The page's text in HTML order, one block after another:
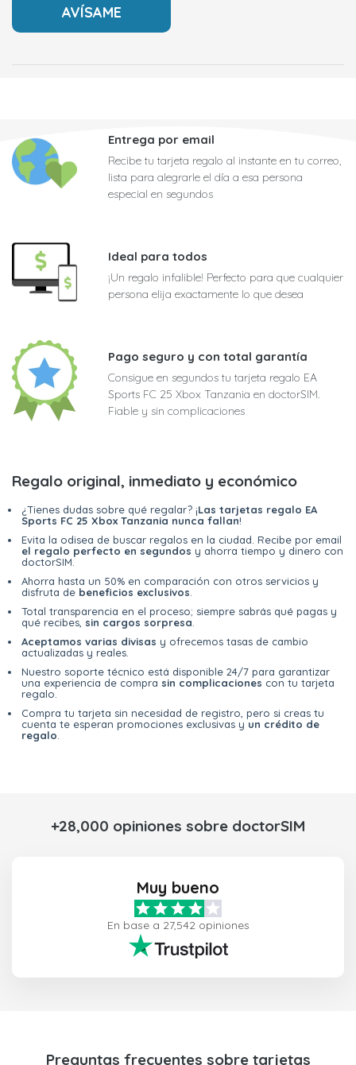
Entrega por email
Recibe tu tarjeta regalo al instante en tu correo,
lista para alegrarle el día a esa persona
especial en segundos
Ideal para todos
¡Un regalo infalible! Perfecto para que cualquier
persona elija exactamente lo que desea
Pago seguro y con total garantía
Consigue en segundos tu tarjeta regalo EA
Sports FC 25 Xbox Tanzania en doctorSIM.
Fiable y sin complicaciones
Regalo original, inmediato y económico
¿Tienes dudas sobre qué regalar? ¡Las tarjetas regalo EA
Sports FC 25 Xbox Tanzania nunca fallan!
Evita la odisea de buscar regalos en la ciudad. Recibe por email
el regalo perfecto en segundos y ahorra tiempo y dinero con
doctorSIM.
Ahorra hasta un 50% en comparación con otros servicios y
disfruta de beneficios exclusivos
Total transparencia en el proceso; siempre sabrás qué pagas y
qué recibes, sin cargos sorpresa
Aceptamos varias divisas y ofrecemos tasas de cambio
actualizadas y reales.
Nuestro soporte técnico está disponible 24/7 para garantizar
una experiencia de compra sin complicaciones con tu tarjeta
regalo.
Compra tu tarjeta sin necesidad de registro, pero si creas tu
cuenta te esperan promociones exclusivas y un crédito de
regalo
+28,000 opiniones sobre doctorSIM
Muy bueno
En base a 27,542 opiniones
Preguntas frecuentes sobre tarjetas